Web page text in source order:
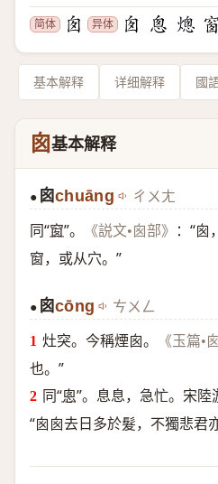
简体 异体
基本解释 详细解释 國
囪基本解释
● 囪chuāng ㄔㄨㄤ
同“窗”。 《説文•囪部》
：“囪
窗，或从穴。”
● 囪cōng ㄘㄨㄥ
灶突。今稱煙囪。 《玉篇•
也。”
同“悤”。息息，急忙。宋陸
“囪囪去日多於髮，不獨悲君